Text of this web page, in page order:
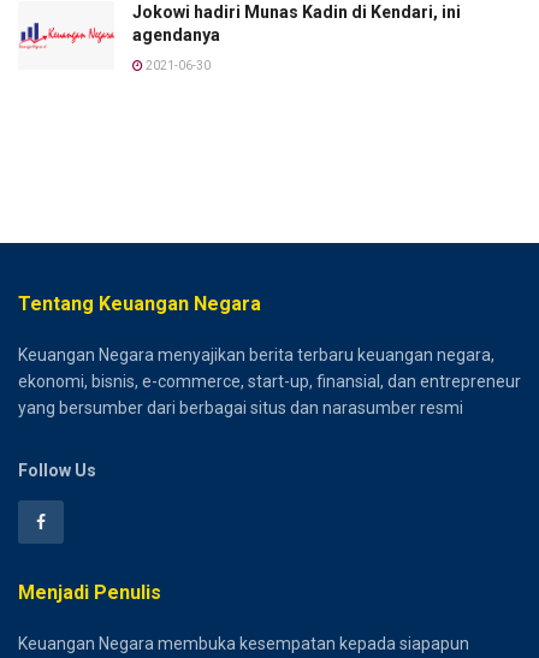
Jokowi hadiri Munas Kadin di Kendari, ini
agendanya
2021-06-30
Tentang Keuangan Negara
Keuangan Negara menyajikan berita terbaru keuangan negara,
ekonomi, bisnis, e-commerce, start-up, finansial, dan entrepreneur
yang bersumber dari berbagai situs dan narasumber resmi
Follow Us
Menjadi Penulis
Keuangan Negara membuka kesempatan kepada siapapun